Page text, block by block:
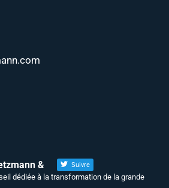
& Suivre
dédiée à la transformation de la grande